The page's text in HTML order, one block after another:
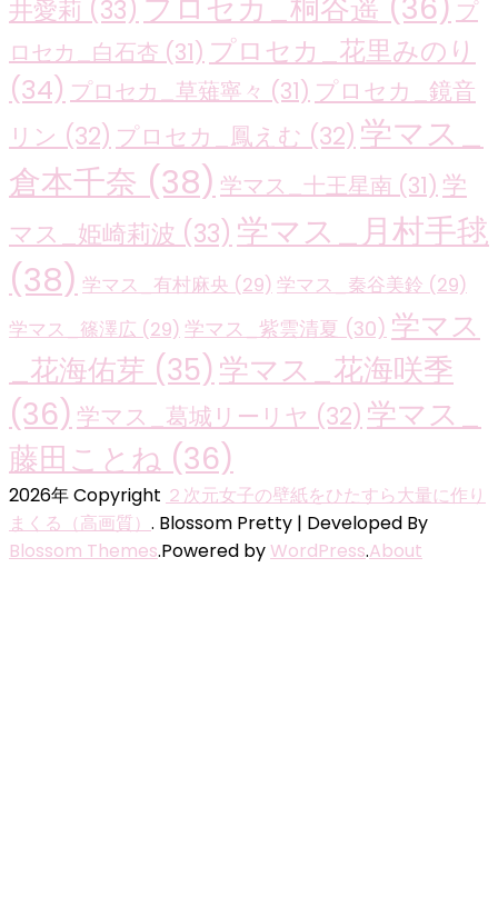
井愛莉 (33) プロセカ_桐谷遥 (36) プ
ロセカ_白石杏 (31) プロセカ_花里みのり
(34) プロセカ_草薙寧々 (31) プロセカ_鏡音
リン (32) プロセカ_鳳えむ (32) 学マス_
倉本千奈 (38) 学マス_十王星南 (31) 学
マス_姫崎莉波 (33) 学マス_月村手毬
(38) 学マス_有村麻央 (29) 学マス_秦谷美鈴 (29)
学マス_篠澤広 (29) 学マス_紫雲清夏 (30) 学マス
_花海佑芽 (35) 学マス_花海咲季
(36) 学マス_葛城リーリヤ (32) 学マス_
藤田ことね (36)
2026年 Copyright ２次元女子の壁紙をひたすら大量に作り
まくる（高画質） . Blossom Pretty | Developed By
Blossom Themes.Powered byWordPress.About